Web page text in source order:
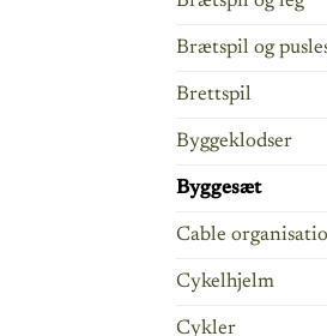
Brætspil og
Brettspil
Byggeklodser
Byggesæt
Cable
Cykelhjelm
Cykler